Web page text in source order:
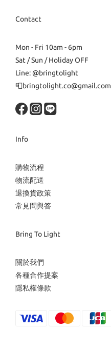
Contact
Mon - Fri 10am - 6pm
Sat / Sun / Holiday OFF
Line: @bringtolight
📮bringtolight.co@gmail.com
Info
購物流程
物流配送
退換貨政策
常見問與答
Bring To Light
關於我們
各種合作提案
隱私權條款